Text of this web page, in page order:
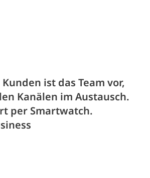
ist das Team vor,
Kanälen im Austausch.
per Smartwatch.